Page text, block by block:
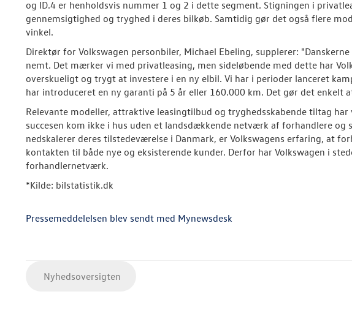
og ID.4 er henholdsvis nummer 1 og 2 i dette segment. Stigningen i
gennemsigtighed og tryghed i deres bilkøb. Samtidig gør det også flere
vinkel.
Direktør for Volkswagen personbiler, Michael Ebeling, supplerer:
nemt. Det mærker vi med privatleasing, men sideløbende med dette har
overskueligt og trygt at investere i en ny elbil. Vi har i perioder lanceret
har introduceret en ny garanti på 5 år eller 160.000 km. Det gør det
Relevante modeller, attraktive leasingtilbud og tryghedsskabende tiltag
succesen kom ikke i hus uden et landsdækkende netværk af forhandlere
nedskalerer deres tilstedeværelse i Danmark, er Volkswagens erfaring, at
kontakten til både nye og eksisterende kunder. Derfor har Volkswagen i
forhandlernetværk.
*Kilde: bilstatistik.dk
Pressemeddelelsen blev sendt med Mynewsdesk
Nyhedsoversigten